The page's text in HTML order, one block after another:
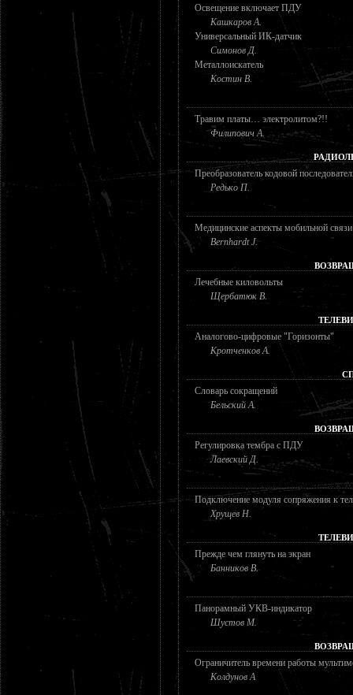
Освещение включает ПДУ
Кашкаров А.
Универсальный ИК-датчик
Симонов Д.
Металлоискатель
Костин В.
Травим платы… электролитом?!!
Филипович А.
Преобразователь кодовой
Редько П.
Медицинские аспекты мобильной связи
Bernhardt J.
Лечебные киловольты
Щербатюк В.
Аналогово-цифровые "Горизонты"
Кротченков А.
Словарь сокращений
Бельский А.
Регулировка тембра с ПДУ
Лаевский Д.
Подключение модуля сопряжения к
Хрущев Н.
Прежде чем глянуть на экран
Банников В.
Панорамный УКВ-индикатор
Шустов М.
Ограничитель времени работы
Колдунов А